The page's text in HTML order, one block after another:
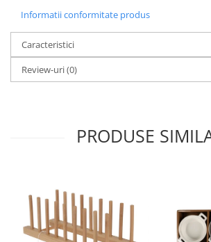
Informatii conformitate produs
Caracteristici
Review-uri(0)
PRODUSE